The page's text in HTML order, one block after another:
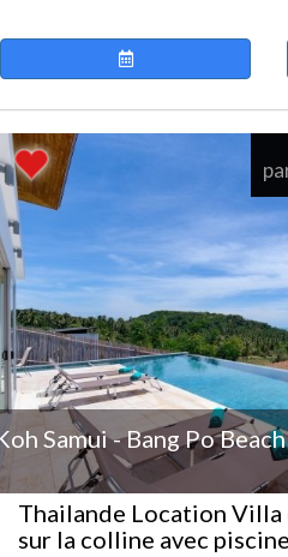
Samui - Bang Po Beach
Thailande Location Villa
sur la colline avec